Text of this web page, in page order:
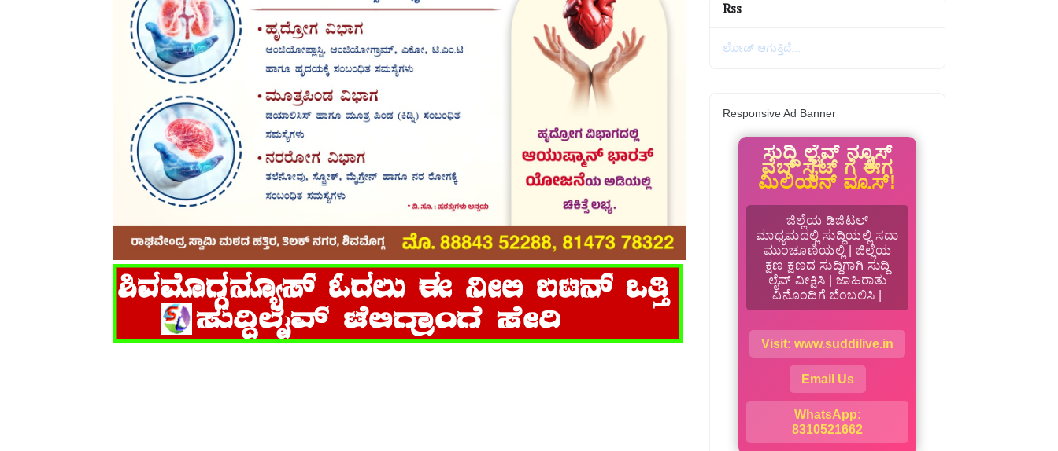
Rss
ಲೋಡ್ ಆಗುತ್ತಿದೆ...
Responsive Ad Banner
ಸುದ್ದಿ ಲೈವ್ ನ್ಯೂಸ್
ವೆಬ್ ಸೈಟ್ ಗೆ ಈಗ
ಮಿಲಿಯನ್ ವ್ಯೂಸ್!
ಜಿಲ್ಲೆಯ ಡಿಜಿಟಲ್
ಮಾಧ್ಯಮದಲ್ಲಿ ಸುದ್ದಿಯಲ್ಲಿ ಸದಾ
ಮುಂಚೂಣಿಯಲ್ಲಿ | ಜಿಲ್ಲೆಯ
ಕ್ಷಣ ಕ್ಷಣದ ಸುದ್ದಿಗಾಗಿ ಸುದ್ದಿ
ಲೈವ್ ವೀಕ್ಷಿಸಿ | ಜಾಹಿರಾತು
ವಿನೊಂದಿಗೆ ಬೆಂಬಲಿಸಿ |
Visit: www.suddilive.in
Email Us
WhatsApp:
8310521662